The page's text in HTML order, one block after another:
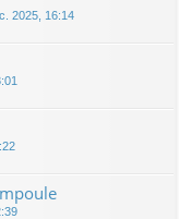
2025, 16:14